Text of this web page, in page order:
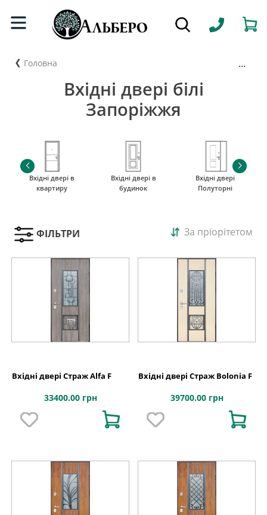
Головна ...
Вхідні двері білі
Запоріжжя
Вхідні двері в
квартиру
Вхідні двері в
будинок
Вхідні двері
Полуторні
ФІЛЬТРИ За пріорітетом
Вхідні двері Страж Alfa F
33400.00 грн
Вхідні двері Страж Bolonia F
39700.00 грн